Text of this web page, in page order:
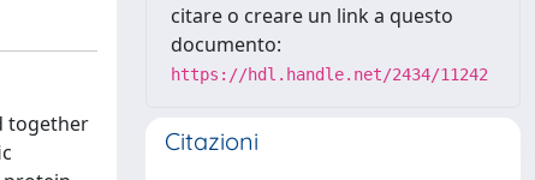
together
citare o creare un link a questo
documento:
https://hdl.handle.net/2434/11242
Citazioni